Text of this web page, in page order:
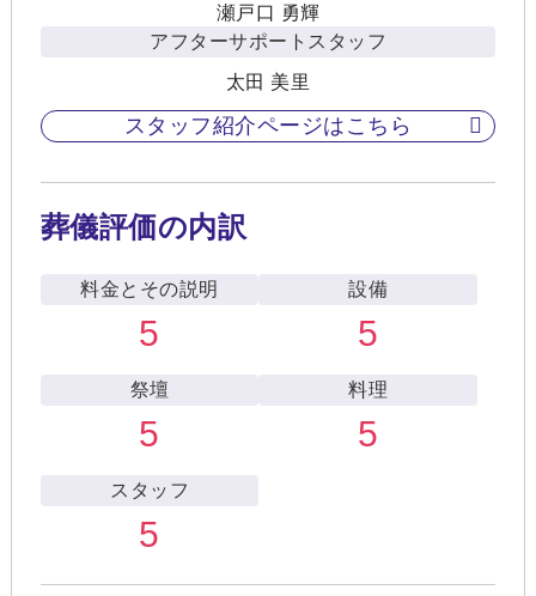
瀬戸口 勇輝
アフターサポートスタッフ
太田 美里
スタッフ紹介ページはこちら
葬儀評価の内訳
料金とその説明
5
設備
5
祭壇
5
料理
5
スタッフ
5